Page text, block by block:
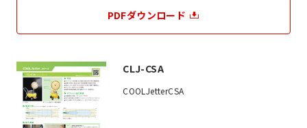
PDFダウンロード
CLJ-CSA
COOLJetterCSA